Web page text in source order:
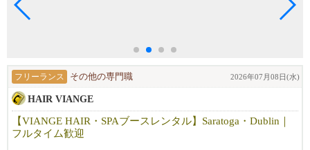
フリーランス その他の専門職 2026年07月08日(水)
HAIR VIANGE
【VIANGE HAIR・SPAブースレンタル】Saratoga・Dublin｜
フルタイム歓迎